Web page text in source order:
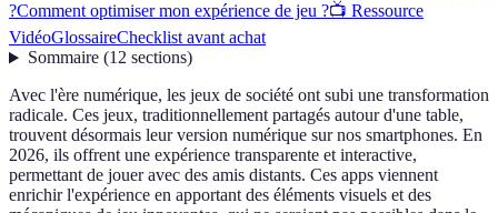
?Comment optimiser mon expérience de jeu ?📺 Ressource
VidéoGlossaireChecklist avant achat
Sommaire(12 sections)
Avec l'ère numérique, les jeux de société ont subi une transformation
radicale. Ces jeux, traditionnellement partagés autour d'une table,
trouvent désormais leur version numérique sur nos smartphones. En
2026, ils offrent une expérience transparente et interactive,
permettant de jouer avec des amis distants. Ces apps viennent
enrichir l'expérience en apportant des éléments visuels et des